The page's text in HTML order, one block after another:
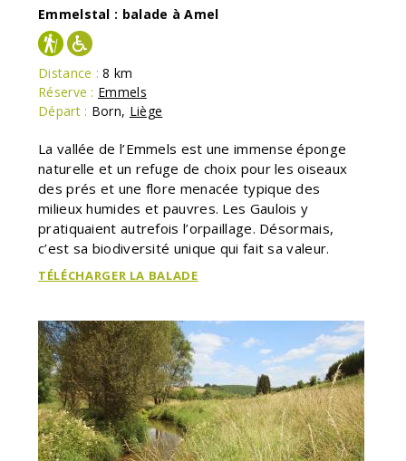
Emmelstal : balade à Amel
Distance : 8 km
Réserve : Emmels
Départ : Born, Liège
La vallée de l’Emmels est une immense éponge
naturelle et un refuge de choix pour les oiseaux
des prés et une flore menacée typique des
milieux humides et pauvres. Les Gaulois y
pratiquaient autrefois l’orpaillage. Désormais,
c’est sa biodiversité unique qui fait sa valeur.
TÉLÉCHARGER LA BALADE